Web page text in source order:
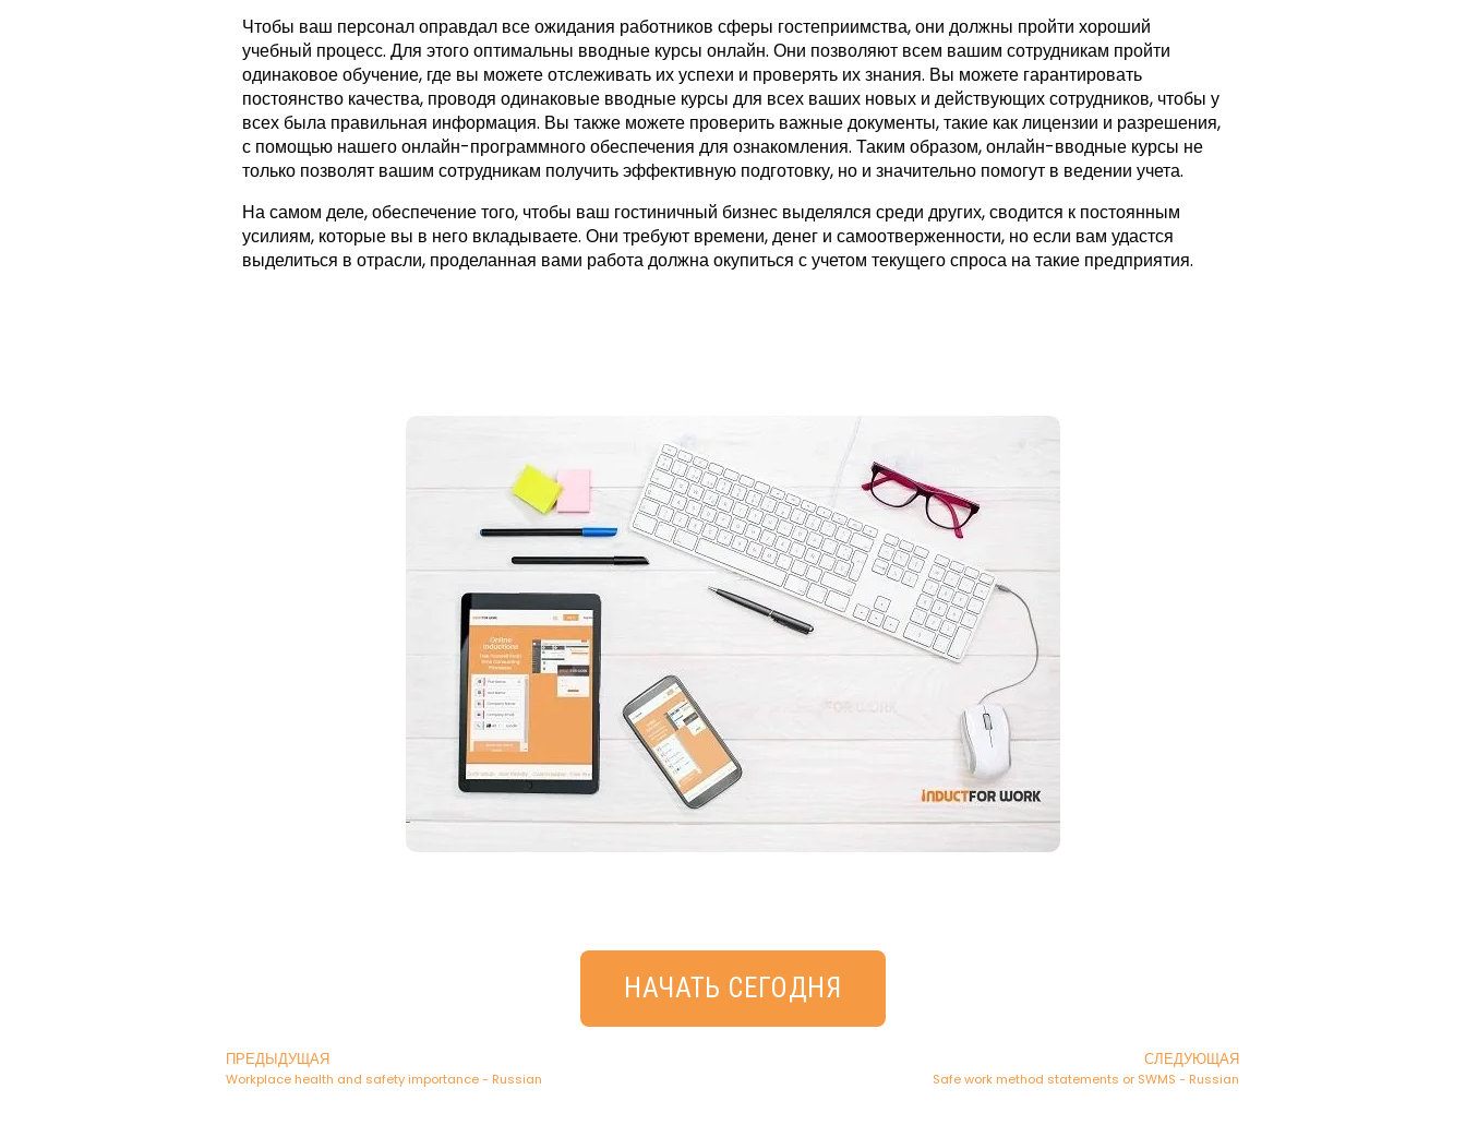
Чтобы ваш персонал оправдал все ожидания работников сферы гостеприимства, они должны пройти хороший
учебный процесс. Для этого оптимальны вводные курсы онлайн. Они позволяют всем вашим сотрудникам пройти
одинаковое обучение, где вы можете отслеживать их успехи и проверять их знания. Вы можете гарантировать
постоянство качества, проводя одинаковые вводные курсы для всех ваших новых и действующих сотрудников, чтобы у
всех была правильная информация. Вы также можете проверить важные документы, такие как лицензии и разрешения,
с помощью нашего онлайн-программного обеспечения для ознакомления. Таким образом, онлайн-вводные курсы не
только позволят вашим сотрудникам получить эффективную подготовку, но и значительно помогут в ведении учета.
На самом деле, обеспечение того, чтобы ваш гостиничный бизнес выделялся среди других, сводится к постоянным
усилиям, которые вы в него вкладываете. Они требуют времени, денег и самоотверженности, но если вам удастся
выделиться в отрасли, проделанная вами работа должна окупиться с учетом текущего спроса на такие предприятия.
НАЧАТЬ СЕГОДНЯ
ПРЕДЫДУЩАЯ
Workplace health and safety importance - Russian
СЛЕДУЮЩАЯ
Safe work method statements or SWMS - Russian